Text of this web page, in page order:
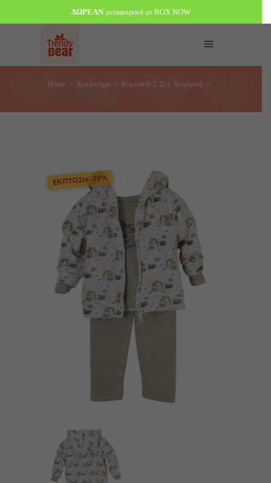
Home> Κατάστημα> Κορίτσι 0-2 Σετ Χειμερινά>
Σετ τριών τεμαχίων
ΕΚΠΤΩΣΗ -39%
ΔΩΡΕΑΝ μεταφορικά με BOX NOW